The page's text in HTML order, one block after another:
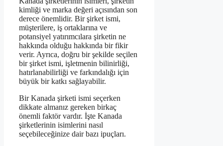
kimliği ve marka değeri açısından son
derece önemlidir. Bir şirket ismi,
müşterilere, iş ortaklarına ve
potansiyel yatırımcılara şirketin ne
hakkında olduğu hakkında bir fikir
verir. Ayrıca, doğru bir şekilde seçilen
bir şirket ismi, işletmenin bilinirliği,
hatırlanabilirliği ve farkındalığı için
büyük bir katkı sağlayabilir.
Bir Kanada şirketi ismi seçerken
dikkate almanız gereken birkaç
önemli faktör vardır. İşte Kanada
şirketlerinin isimlerini nasıl
seçebileceğinize dair bazı ipuçları.